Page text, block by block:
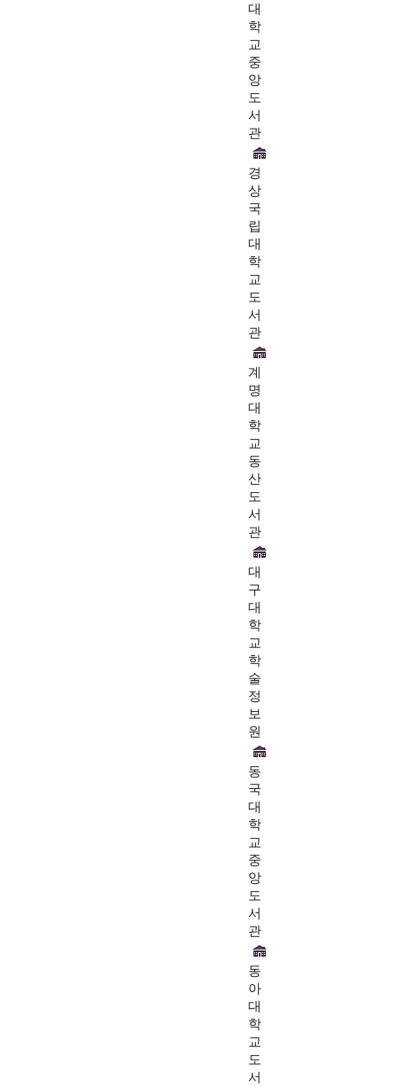
대
학
교
중
앙
도
서
관
경
상
국
립
대
학
교
도
서
관
계
명
대
학
교
동
산
도
서
관
대
구
대
학
교
학
술
정
보
원
동
국
대
학
교
중
앙
도
서
관
동
아
대
학
교
도
서